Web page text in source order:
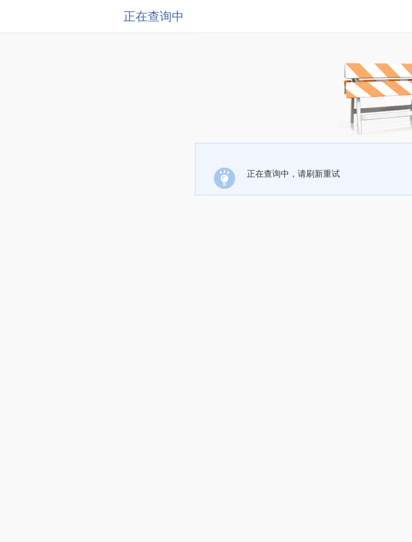
正在查询中
正在查询中，请刷新重试